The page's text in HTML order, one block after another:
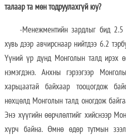
талаар та мөн тодруулахгүй юу?
-Менежментийн зардлыг бид
хувь дээр авчирснаар нийтдээ 6.2
Үүний үр дүнд Монголын талд ирэх
нэмэгдэнэ. Анхны гэрээгээр
харьцаатай байхаар тооцогдож
нөхцөлд Монголын талд оногдож
Энэ хүүгийн өөрчлөлтийг хийснээр
хүрч байна. Өмнө өдөр тутмын